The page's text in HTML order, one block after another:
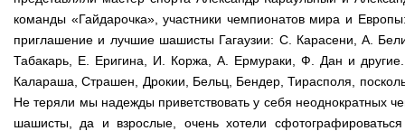
команды «Гайдарочка», участники чемпионатов мира и
приглашение и лучшие шашисты Гагаузии: С. Карасени, А.
Табакарь, Е. Еригина, И. Коржа, А. Ермураки, Ф. Дан и
Калараша, Страшен, Дрокии, Бельц, Бендер, Тирасполя,
Не теряли мы надежды приветствовать у себя
шашисты, да и взрослые, очень хотели